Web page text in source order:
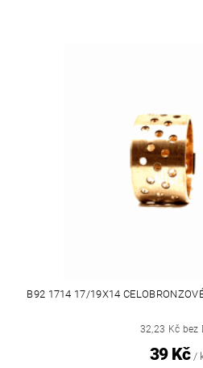
B92 1714 17/19X14
32,23 Kč bez
39 Kč /